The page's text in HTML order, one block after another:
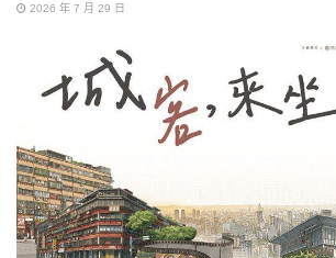
2026 年 7 月 29 日